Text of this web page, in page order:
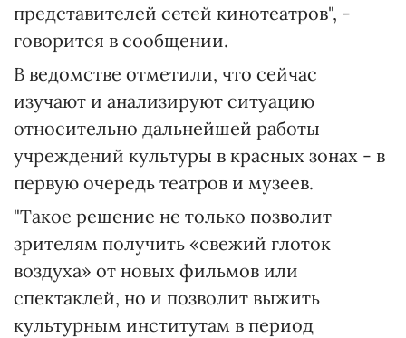
представителей сетей кинотеатров", -
говорится в сообщении.
В ведомстве отметили, что сейчас
изучают и анализируют ситуацию
относительно дальнейшей работы
учреждений культуры в красных зонах - в
первую очередь театров и музеев.
"Такое решение не только позволит
зрителям получить «свежий глоток
воздуха» от новых фильмов или
спектаклей, но и позволит выжить
культурным институтам в период